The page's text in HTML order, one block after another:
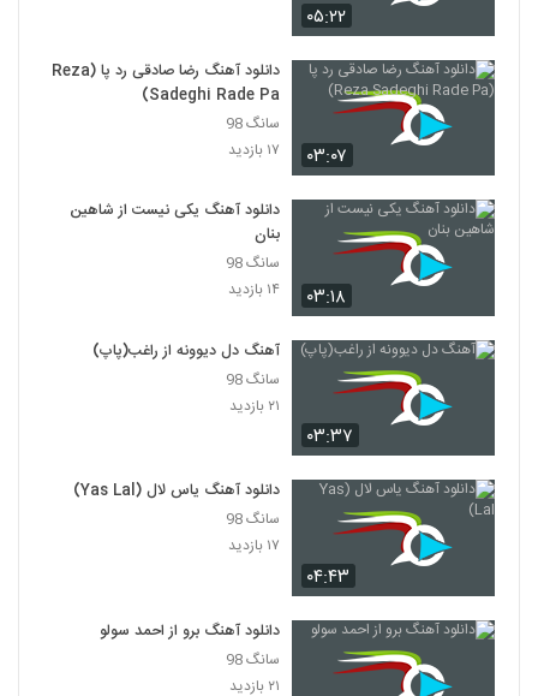
2131
۸۸۳ بازدید
ادی عطار آهنگ منو دوست داری
۵۱۲ بازدید
دانلود آهنگ اپیکور باند بالاتر
2134 جودت(پاپ)
2135
دانلود آهنگ نمیخوام باور کنم از رضا اسلامی
۲۸۲ بازدید
دانلود آهنگ جدید و زیبای ئاسو با نام کافه ی
۳۰۱ بازدید
دانلود آهنگ مهدی احمدوند من و تو (رمیکس
2)
۰۵:۲۲
۰۳:۰۷
دانلود آهنگ رضا صادقی رد پا (Reza
Sadeghi Rade Pa)
سانگ 98
۱۷ بازدید
۰۳:۱۸
دانلود آهنگ یکی نیست از شاهین
بنان
سانگ 98
۱۴ بازدید
۰۳:۳۷
آهنگ دل دیوونه از راغب(پاپ)
سانگ 98
۲۱ بازدید
۰۴:۴۳
دانلود آهنگ یاس لال (Yas Lal)
سانگ 98
۱۷ بازدید
دانلود آهنگ برو از احمد سولو
سانگ 98
۲۱ بازدید